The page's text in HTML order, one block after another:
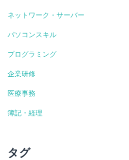
ネットワーク・サーバー
パソコンスキル
プログラミング
企業研修
医療事務
簿記・経理
タグ